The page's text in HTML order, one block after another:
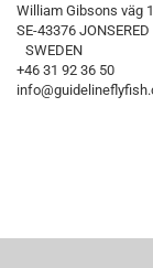
William Gibsons väg
SE-43376 JONSERED
SWEDEN
+46 31 92 36 50